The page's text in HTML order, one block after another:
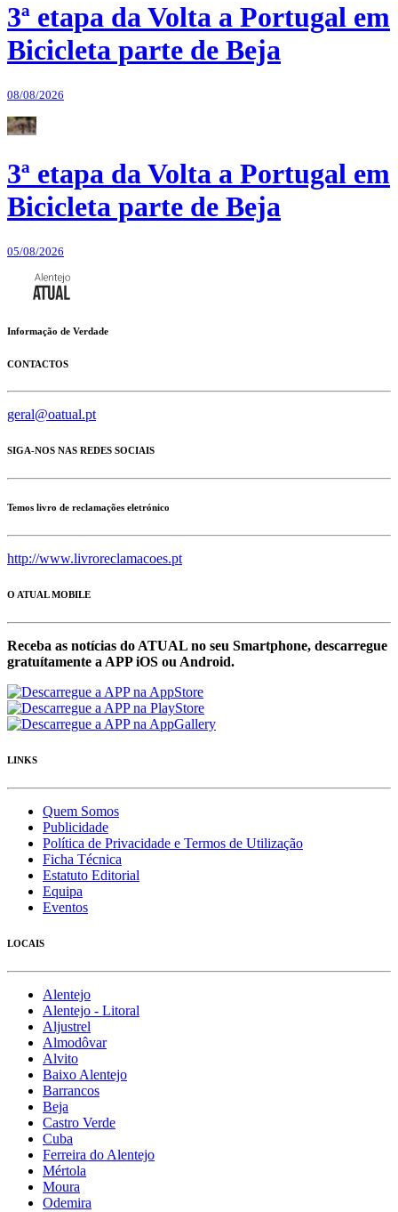
3ª etapa da Volta a Portugal em
Bicicleta parte de Beja
08/08/2026
3ª etapa da Volta a Portugal em
Bicicleta parte de Beja
05/08/2026
Informação de Verdade
CONTACTOS
geral@oatual.pt
SIGA-NOS NAS REDES SOCIAIS
Temos livro de reclamações eletrónico
http://www.livroreclamacoes.pt
O ATUAL MOBILE
Receba as notícias do ATUAL no seu Smartphone, descarregue
gratuítamente a APP iOS ou Android.
LINKS
Quem Somos
Publicidade
Política de Privacidade e Termos de Utilização
Ficha Técnica
Estatuto Editorial
Equipa
Eventos
LOCAIS
Alentejo
Alentejo - Litoral
Aljustrel
Almodôvar
Alvito
Baixo Alentejo
Barrancos
Beja
Castro Verde
Cuba
Ferreira do Alentejo
Mértola
Moura
Odemira